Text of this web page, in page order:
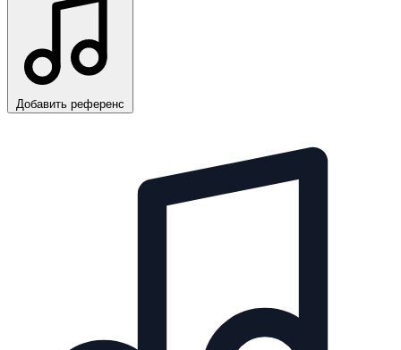
Добавить референс